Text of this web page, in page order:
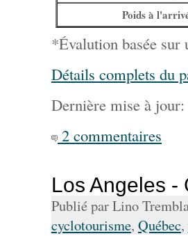
Poids à
*Évalution basée sur
Détails complets du
Dernière mise à
2 commentaires
Los Angeles -
Publié par Lino
cyclotourisme, Québec,